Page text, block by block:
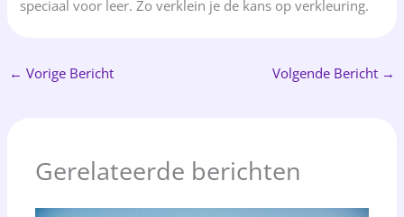
speciaal voor leer. Zo verklein je de kans op verkleuring.
← Vorige Bericht Volgende Bericht →
Gerelateerde berichten